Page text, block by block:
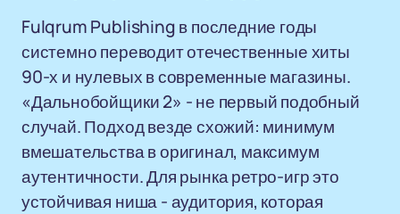
Fulqrum Publishing в последние годы
системно переводит отечественные хиты
90-х и нулевых в современные магазины.
«Дальнобойщики 2» - не первый подобный
случай. Подход везде схожий: минимум
вмешательства в оригинал, максимум
аутентичности. Для рынка ретро-игр это
устойчивая ниша - аудитория, которая